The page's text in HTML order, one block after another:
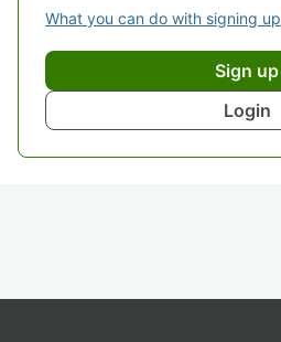
What you can do with signing up
Sign up
Login